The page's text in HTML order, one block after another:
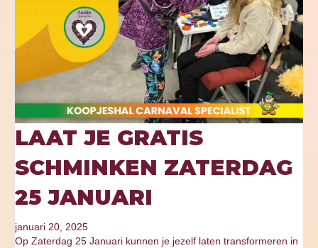
LAAT JE GRATIS
SCHMINKEN ZATERDAG
25 JANUARI
januari 20, 2025
Op Zaterdag 25 Januari kunnen je jezelf laten transformeren in